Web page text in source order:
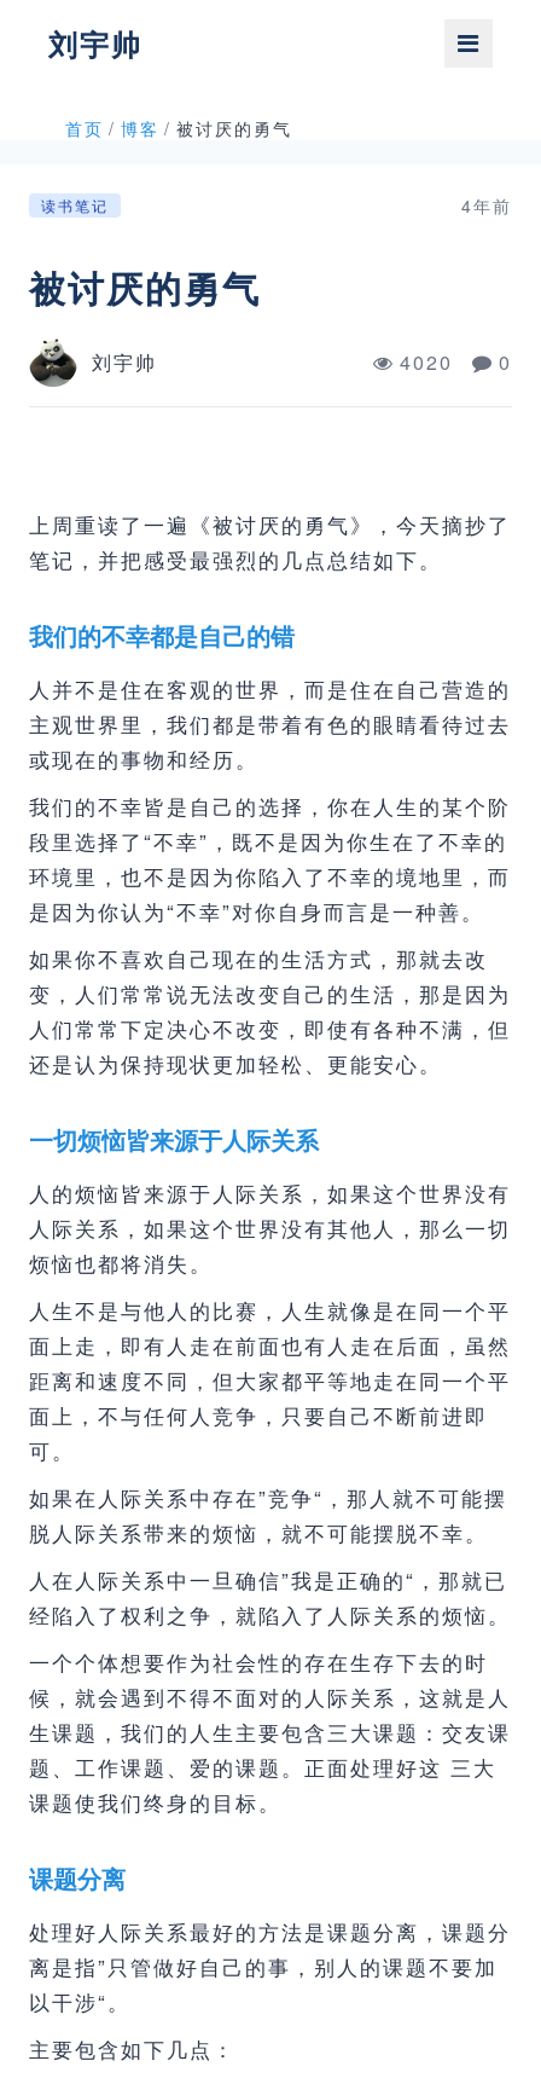
刘宇帅
首页 / 博客 / 被讨厌的勇气
读书笔记 4年前
被讨厌的勇气
刘宇帅 4020 0
上周重读了一遍《被讨厌的勇气》，今天摘抄了
笔记，并把感受最强烈的几点总结如下。
我们的不幸都是自己的错
人并不是住在客观的世界，而是住在自己营造的
主观世界里，我们都是带着有色的眼睛看待过去
或现在的事物和经历。
我们的不幸皆是自己的选择，你在人生的某个阶
段里选择了“不幸”，既不是因为你生在了不幸的
环境里，也不是因为你陷入了不幸的境地里，而
是因为你认为“不幸”对你自身而言是一种善。
如果你不喜欢自己现在的生活方式，那就去改
变，人们常常说无法改变自己的生活，那是因为
人们常常下定决心不改变，即使有各种不满，但
还是认为保持现状更加轻松、更能安心。
一切烦恼皆来源于人际关系
人的烦恼皆来源于人际关系，如果这个世界没有
人际关系，如果这个世界没有其他人，那么一切
烦恼也都将消失。
人生不是与他人的比赛，人生就像是在同一个平
面上走，即有人走在前面也有人走在后面，虽然
距离和速度不同，但大家都平等地走在同一个平
面上，不与任何人竞争，只要自己不断前进即
可。
如果在人际关系中存在”竞争“，那人就不可能摆
脱人际关系带来的烦恼，就不可能摆脱不幸。
人在人际关系中一旦确信”我是正确的“，那就已
经陷入了权利之争，就陷入了人际关系的烦恼。
一个个体想要作为社会性的存在生存下去的时
候，就会遇到不得不面对的人际关系，这就是人
生课题，我们的人生主要包含三大课题：交友课
题、工作课题、爱的课题。正面处理好这 三大
课题使我们终身的目标。
课题分离
处理好人际关系最好的方法是课题分离，课题分
离是指”只管做好自己的事，别人的课题不要加
以干涉“。
主要包含如下几点：